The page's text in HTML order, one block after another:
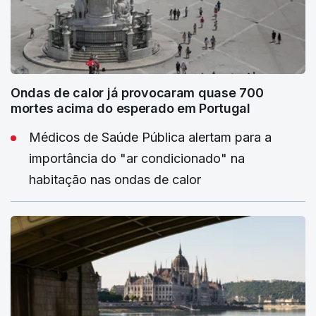
Ondas de calor já provocaram quase 700
mortes acima do esperado em Portugal
Médicos de Saúde Pública alertam para a
importância do "ar condicionado" na
habitação nas ondas de calor